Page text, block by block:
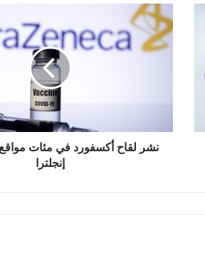
لقاح
أكسفورد
إنجلترا
نشر لقاح أكسفورد في مئات
إنجلترا